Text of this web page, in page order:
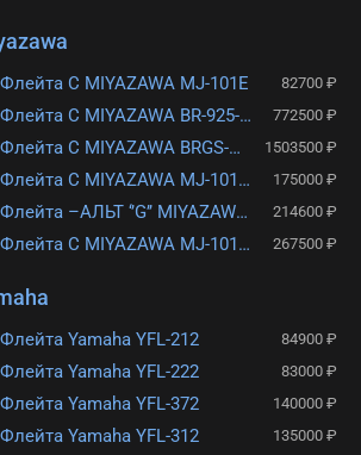
Флейта C MIYAZAWA MJ-101E 82700 ₽
Флейта C MIYAZAWA BR-925-1REH 772500 ₽
Флейта C MIYAZAWA BRGS-2REH 1503500 ₽
Флейта C MIYAZAWA MJ-101SREH 175000 ₽
Флейта –АЛЬТ ‘’G’’ MIYAZAWA MJA-NS 214600 ₽
Флейта C MIYAZAWA MJ-101STREH 267500 ₽
Флейта Yamaha YFL-212 84900 ₽
Флейта Yamaha YFL-222 83000 ₽
Флейта Yamaha YFL-372 140000 ₽
Флейта Yamaha YFL-312 135000 ₽